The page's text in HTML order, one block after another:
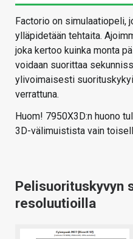
Factorio on simulaatiopeli,
ylläpidetään tehtaita.
joka kertoo kuinka monta
voidaan suorittaa
ylivoimaisesti
verrattuna.
Huom! 7950X3D:n huono
3D-välimuistista vain
Pelisuorituskyvyn
resoluutioilla